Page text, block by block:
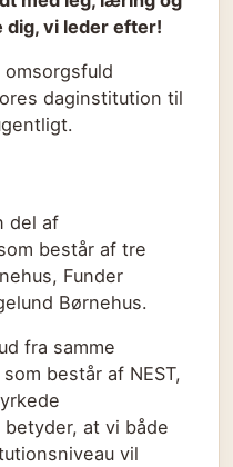
vi leder efter!
daginstitution til
del af
består af tre
Funder
Børnehus.
fra samme
består af NEST,
at vi både
vil